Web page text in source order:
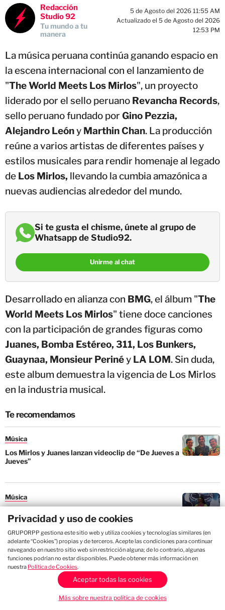
Redacción
Studio 92
Tu mundo a tu
manera
5 de Agosto del 2026 11:55 AM
Actualizado el 5 de Agosto del 2026
12:53 PM
La música peruana continúa ganando espacio en
la escena internacional con el lanzamiento de
"The World Meets Los Mirlos", un proyecto
liderado por el sello peruano Revancha Records,
sello peruano fundado por Gino Pezzia,
Alejandro Leóny Marthin Chan. La producción
reúne a varios artistas de diferentes países y
estilos musicales para rendir homenaje al legado
de Los Mirlos, llevando la cumbia amazónica a
nuevas audiencias alrededor del mundo.
Si te gusta el chisme, únete al grupo de
Whatsapp de Studio92.
Unirme al chat
Desarrollado en alianza con BMG, el álbum "The
World Meets Los Mirlos" tiene doce canciones
con la participación de grandes figuras como
Juanes, Bomba Estéreo, 311, Los Bunkers,
Guaynaa, Monsieur Perinéy LA LOM. Sin duda,
este album demuestra la vigencia de Los Mirlos
en la industria musical.
Te recomendamos
Música
Los Mirlos y Juanes lanzan videoclip de “De Jueves a
Jueves”
Música
“Eres Mentiroso”
Música
Los Mirlos llegarán a Nueva York, luego de
presentarse en Coachella
Privacidad y uso de cookies
GRUPORPP gestiona este sitio web y utiliza cookies y tecnologías similares (en
adelante “Cookies”) propias y de terceros. Acepte las condiciones para continuar
navegando en nuestro sitio web sin restricción alguna; de lo contrario, algunas
funciones podrían no estar disponibles. Puede obtener más información en
nuestra Política de Cookies.
Aceptar todas las cookies
Más sobre nuestra política de cookies